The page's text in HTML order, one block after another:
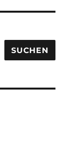
SUCHEN